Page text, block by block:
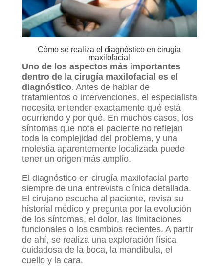
Cómo se realiza el diagnóstico en cirugía
maxilofacial
Uno de los aspectos más importantes
dentro de la cirugía maxilofacial es el
diagnóstico. Antes de hablar de
tratamientos o intervenciones, el especialista
necesita entender exactamente qué está
ocurriendo y por qué. En muchos casos, los
síntomas que nota el paciente no reflejan
toda la complejidad del problema, y una
molestia aparentemente localizada puede
tener un origen más amplio.
El diagnóstico en cirugía maxilofacial parte
siempre de una entrevista clínica detallada.
El cirujano escucha al paciente, revisa su
historial médico y pregunta por la evolución
de los síntomas, el dolor, las limitaciones
funcionales o los cambios recientes. A partir
de ahí, se realiza una exploración física
cuidadosa de la boca, la mandíbula, el
cuello y la cara.